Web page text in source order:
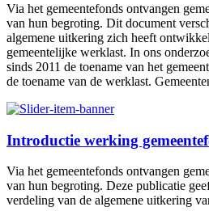
Via het gemeentefonds ontvangen
van hun begroting. Dit document
algemene uitkering zich heeft
gemeentelijke werklast. In ons
sinds 2011 de toename van het
de toename van de werklast.
Introductie werking
Via het gemeentefonds ontvangen
van hun begroting. Deze publicatie
verdeling van de algemene uitkering